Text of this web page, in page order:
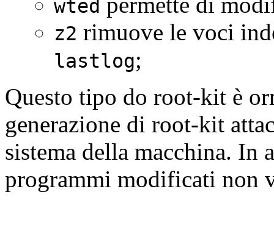
wted
z2 rimuove le voci
lastlog;
Questo tipo do root-kit è
generazione di root-kit
sistema della macchina. In
programmi modificati non